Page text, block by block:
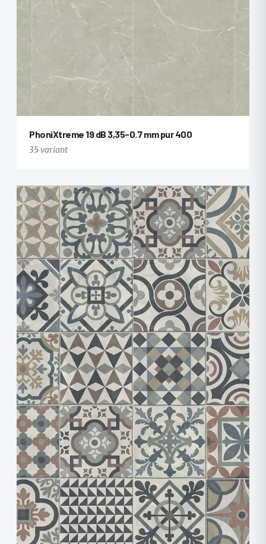
PhoniXtreme 19 dB 3,35-0.7 mm pur 400
35 variant
+23